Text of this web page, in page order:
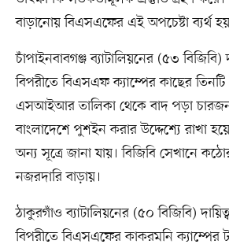
বাড়ানোয় বিএসএফের এই অপচেষ্টা ব্যর্থ
চাঁপাইনবাবগঞ্জ ব্যাটালিয়নের (৫৩ বিজিবি)
বিপরীতে বিএসএফ ক্যাম্পের কাছের তিনটি
এসআইআর তালিকা থেকে বাদ পড়া
বাংলাদেশে পুশইন করার উদ্দেশ্যে রাখা
অন্য সূত্রে জানা যায়। বিজিবি সেখানে
নজরদারি বাড়ায়।
ঠাকুরগাঁও ব্যাটালিয়নের (৫০ বিজিবি)
বিপরীতে বিএসএফের কাকরমনি